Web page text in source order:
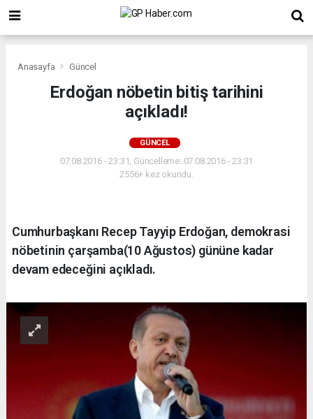
Anasayfa Güncel
Erdoğan nöbetin bitiş tarihini
açıkladı!
GÜNCEL
07.08.2016 - 23:31, Güncelleme: 07.08.2016 - 23:31
2556+ kez okundu.
Cumhurbaşkanı Recep Tayyip Erdoğan, demokrasi
nöbetinin çarşamba(10 Ağustos) gününe kadar
devam edeceğini açıkladı.